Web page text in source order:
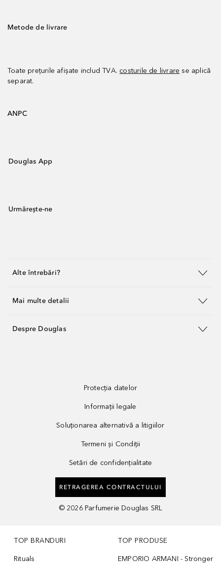
Metode de livrare
Toate prețurile afișate includ TVA. costurile de livrare se aplică
separat.
ANPC
Douglas App
Urmărește-ne
Alte întrebări?
Mai multe detalii
Despre Douglas
Protecția datelor
Informații legale
Soluționarea alternativă a litigiilor
Termeni și Condiții
Setări de confidențialitate
RETRAGEREA CONTRACTULUI
© 2026 Parfumerie Douglas SRL
TOP BRANDURI
Rituals
TOP PRODUSE
EMPORIO ARMANI - Stronger